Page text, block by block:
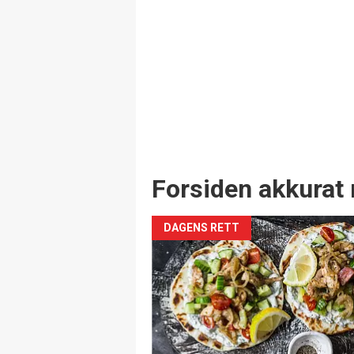
Forsiden akkurat
DAGENS RETT